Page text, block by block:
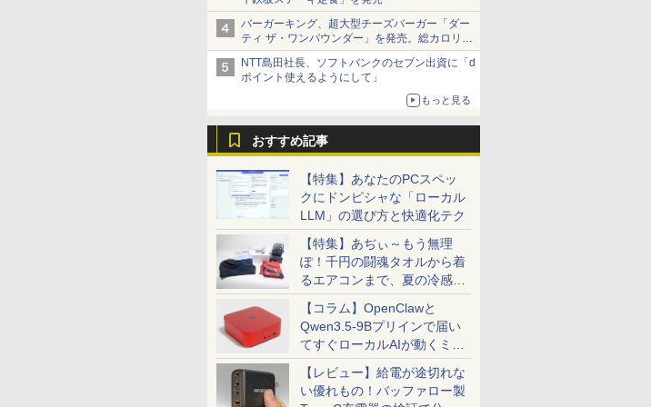
バーガーキング、超大型チーズバーガー「ダー
ティ ザ・ワンパウンダー」を発売。総カロリー
約1656kcal、総重量約527g！
NTT島田社長、ソフトバンクのセブン出資に「d
ポイント使えるようにして」
もっと見る
おすすめ記事
【特集】あなたのPCスペッ
クにドンピシャな「ローカル
LLM」の選び方と快適化テク
【特集】あぢぃ～もう無理
ぽ！千円の闘魂タオルから着
るエアコンまで、夏の冷感グ
ッズ一挙紹介
【コラム】OpenClawと
Qwen3.5-9Bプリインで届い
てすぐローカルAIが動くミニ
PC「SER9 Pro」
【レビュー】給電が途切れな
い優れもの！バッファロー製